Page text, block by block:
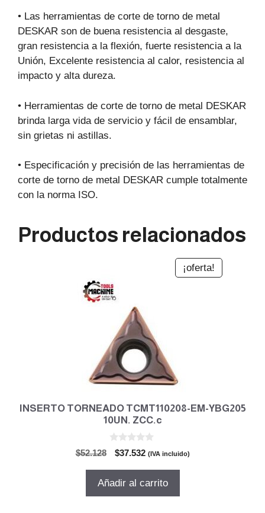
• Las herramientas de corte de torno de metal
DESKAR son de buena resistencia al desgaste,
gran resistencia a la flexión, fuerte resistencia a la
Unión, Excelente resistencia al calor, resistencia al
impacto y alta dureza.
• Herramientas de corte de torno de metal DESKAR
brinda larga vida de servicio y fácil de ensamblar,
sin grietas ni astillas.
• Especificación y precisión de las herramientas de
corte de torno de metal DESKAR cumple totalmente
con la norma ISO.
Productos relacionados
¡oferta!
INSERTO TORNEADO TCMT110208-EM-YBG205
10UN. ZCC.c
$52.128
El
original
$37.532El
actual
(IVA incluido)
Añadir al carrito